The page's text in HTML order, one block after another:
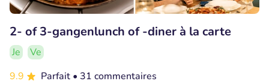
2- of 3-gangenlunch of -diner à la carte
Je
Ve
9.9
Parfait • 31 commentaires